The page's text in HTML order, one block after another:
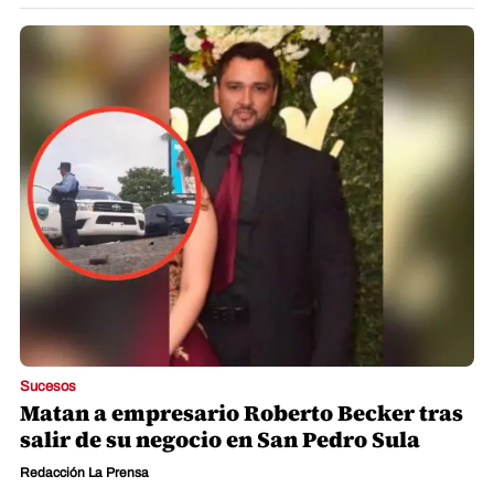
Sucesos
Matan a empresario Roberto Becker tras
salir de su negocio en San Pedro Sula
Redacción La Prensa